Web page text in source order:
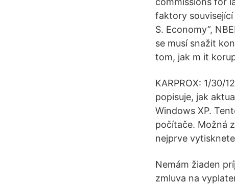
faktory související
S. Economy”,
se musí snažit
tom, jak m it
KARPROX: 1/30/
popisuje, jak
Windows XP.
počítače. Možná
nejprve
Nemám žiaden
zmluva na